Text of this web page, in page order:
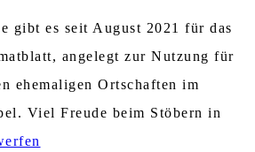
gibt es seit August 2021 für das
angelegt zur Nutzung für
ehemaligen Ortschaften im
Viel Freude beim Stöbern in